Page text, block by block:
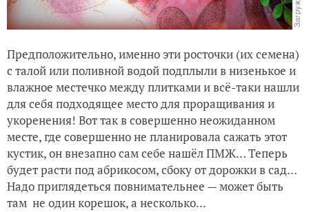
Предположительно, именно эти росточки (их семена)
с талой или поливной водой подплыли в низенькое и
влажное местечко между плитками и всё-таки нашли
для себя подходящее место для проращивания и
укоренения! Вот так в совершенно неожиданном
месте, где совершенно не планировала сажать этот
кустик, он внезапно сам себе нашёл ПМЖ… Теперь
будет расти под абрикосом, сбоку от дорожки в сад…
Надо приглядеться повнимательнее — может быть
там не один корешок, а несколько...